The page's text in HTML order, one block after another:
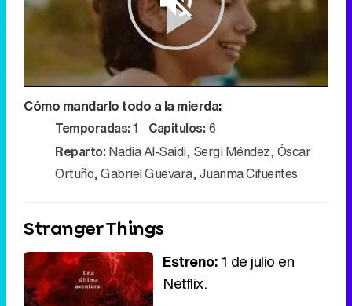
Play
Video
Cómo mandarlo todo a la mierda:
Temporadas:1 Capitulos:6
Reparto: Nadia Al-Saidi, Sergi Méndez,Óscar
Ortuño,Gabriel Guevara,Juanma Cifuentes
Stranger Things
Estreno:1 de julio en
Netflix.